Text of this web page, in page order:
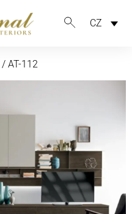
CZ
/ AT-112